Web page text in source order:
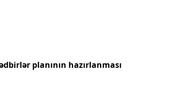
planının hazırlanması